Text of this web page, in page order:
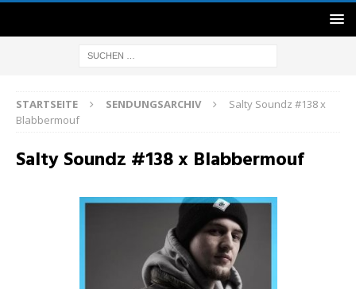
STARTSEITE SENDUNGSARCHIV
Salty Soundz #138 x
Blabbermouf
Salty Soundz #138 x Blabbermouf